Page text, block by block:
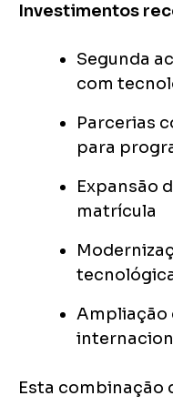
Investimentos
Segunda
com
Parcerias
para
Expansão
matrícula
Ampliação
Esta combinação